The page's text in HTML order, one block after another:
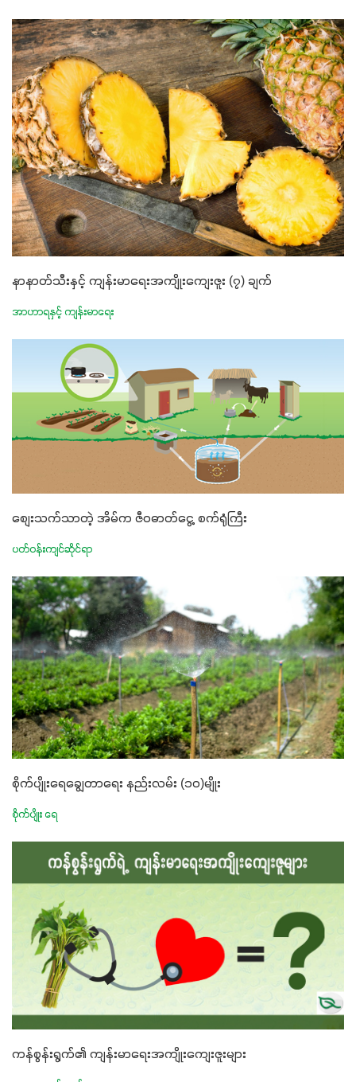
နာနာတ်သီးနှင့် ကျန်းမာရေးအကျိုးကျေးဇူး (၇) ချက်
အာဟာရနှင့် ကျန်းမာရေး
စျေးသက်သာတဲ့ အိမ်က ဇီဝဓာတ်ငွေ့ စက်ရုံကြီး
ပတ်ဝန်းကျင်ဆိုင်ရာ
စိုက်ပျိုးရေချွေတာရေး နည်းလမ်း (၁၀)မျိုး
စိုက်ပျိုး ရေ
ကန်စွန်းရွက်၏ ကျန်းမာရေးအကျိုးကျေးဇူးများ